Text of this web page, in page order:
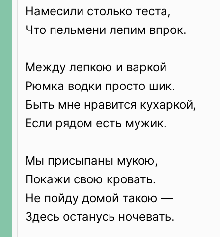
Намесили столько теста,
Что пельмени лепим впрок.
Между лепкою и варкой
Рюмка водки просто шик.
Быть мне нравится кухаркой,
Если рядом есть мужик.
Мы присыпаны мукою,
Покажи свою кровать.
Не пойду домой такою —
Здесь останусь ночевать.